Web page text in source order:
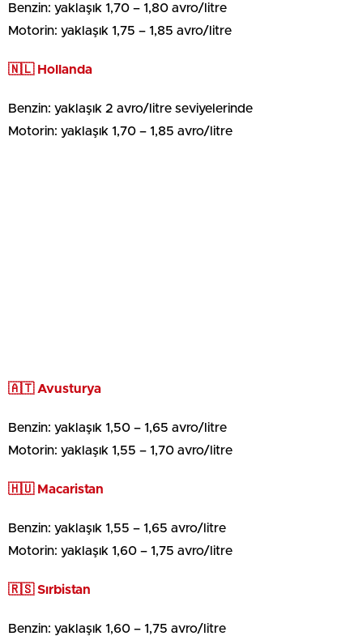
Benzin: yaklaşık 1,70 – 1,80 avro/litre
Motorin: yaklaşık 1,75 – 1,85 avro/litre
🇳🇱 Hollanda
Benzin: yaklaşık 2 avro/litre seviyelerinde
Motorin: yaklaşık 1,70 – 1,85 avro/litre
🇦🇹 Avusturya
Benzin: yaklaşık 1,50 – 1,65 avro/litre
Motorin: yaklaşık 1,55 – 1,70 avro/litre
🇭🇺 Macaristan
Benzin: yaklaşık 1,55 – 1,65 avro/litre
Motorin: yaklaşık 1,60 – 1,75 avro/litre
🇷🇸 Sırbistan
Benzin: yaklaşık 1,60 – 1,75 avro/litre